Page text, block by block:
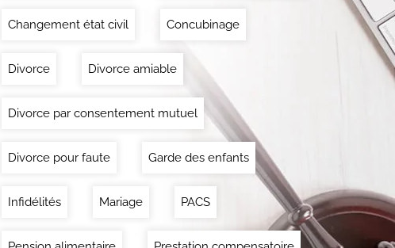
Changement état civil Concubinage
Divorce Divorce amiable
Divorce par consentement mutuel
Divorce pour faute Garde des enfants
Infidélités Mariage PACS